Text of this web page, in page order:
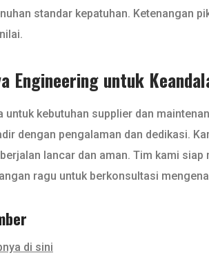
standar kepatuhan. Ketenangan
Engineering untuk
untuk kebutuhan supplier dan
dengan pengalaman dan dedikasi.
lancar dan aman. Tim kami
ragu untuk berkonsultasi
di sini